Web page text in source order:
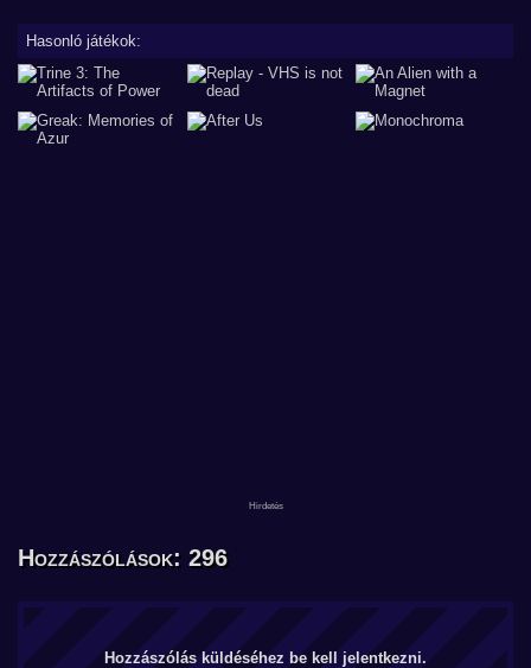
Hasonló játékok:
Hozzászólások: 296
Hozzászólás küldéséhez be kell jelentkezni.